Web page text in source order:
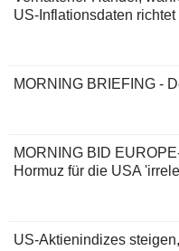
US-Inflationsdaten richtet
MORNING BRIEFING -
MORNING BID
Hormuz für die USA
US-Aktienindizes